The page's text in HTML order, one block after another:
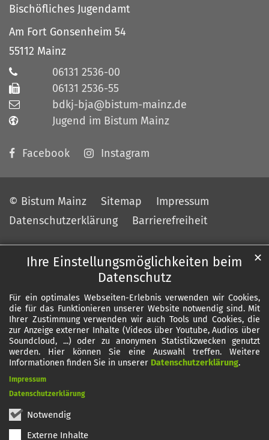
Ihre Einstellungsmöglichkeiten beim
Datenschutz
Für ein optimales Webseiten-Erlebnis verwenden wir Cookies,
die für das Funktionieren unserer Website notwendig sind. Mit
Ihrer Zustimmung verwenden wir auch Tools und Cookies, die
zur Anzeige externer Inhalte (Videos über Youtube, Audios über
Soundcloud, ...) oder zu anonymen Statistikzwecken genutzt
werden. Hier können Sie eine Auswahl treffen. Weitere
Informationen finden Sie in unserer Datenschutzerklärung.
Notwendig
Externe Inhalte
✕
Impressum
Datenschutzerklärung
Bischöfliches Jugendamt
Am Fort Gonsenheim 54
55112 Mainz
06131 2536-00
06131 2536-55
bdkj-bja@bistum-mainz.de
Jugend im Bistum Mainz
Facebook Instagram
© Bistum Mainz Sitemap
Impressum
Datenschutzerklärung
Barrierefreiheit